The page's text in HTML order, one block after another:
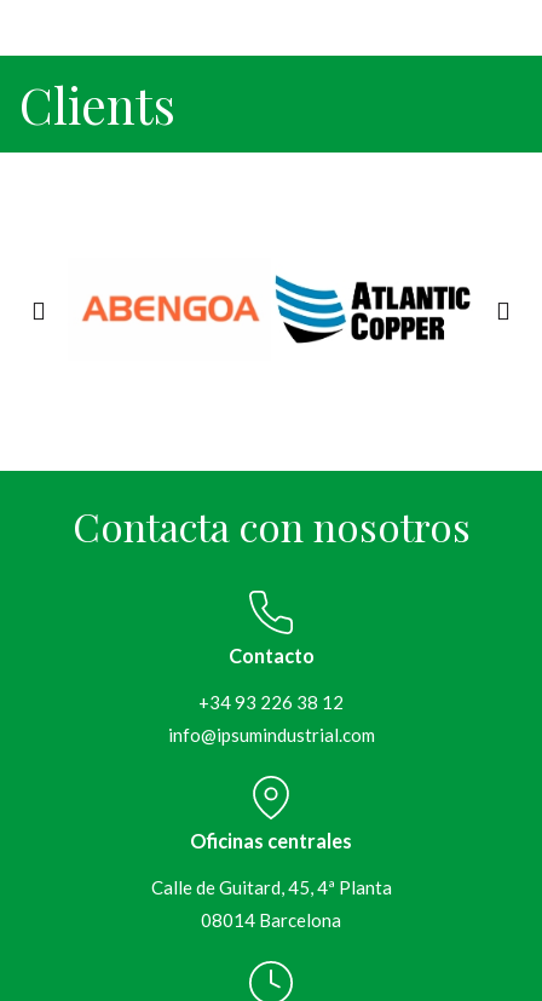
Clients
Contacta con nosotros
Contacto
+34 93 226 38 12
info@ipsumindustrial.com
Oficinas centrales
Calle de Guitard, 45, 4ª Planta
08014 Barcelona